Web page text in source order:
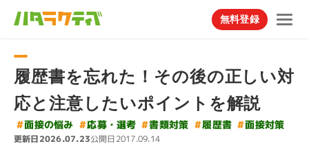
無料登録
履歴書を忘れた！その後の正しい対
応と注意したいポイントを解説
#面接の悩み #応募・選考 #書類対策 #履歴書 #面接対策
更新日2026.07.23公開日2017.09.14